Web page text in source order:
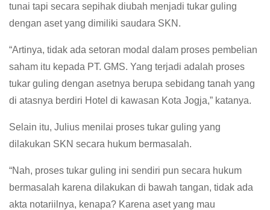
tunai tapi secara sepihak diubah menjadi tukar guling
dengan aset yang dimiliki saudara SKN.
“Artinya, tidak ada setoran modal dalam proses pembelian
saham itu kepada PT. GMS. Yang terjadi adalah proses
tukar guling dengan asetnya berupa sebidang tanah yang
di atasnya berdiri Hotel di kawasan Kota Jogja,” katanya.
Selain itu, Julius menilai proses tukar guling yang
dilakukan SKN secara hukum bermasalah.
“Nah, proses tukar guling ini sendiri pun secara hukum
bermasalah karena dilakukan di bawah tangan, tidak ada
akta notariilnya, kenapa? Karena aset yang mau